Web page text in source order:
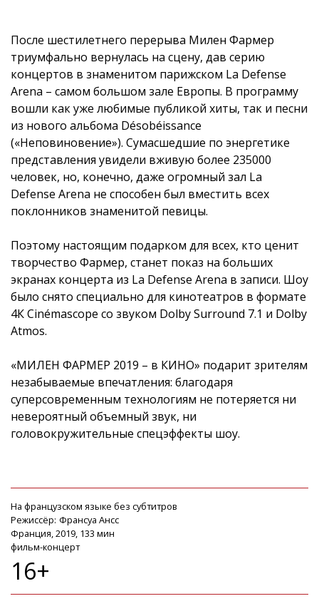
После шестилетнего перерыва Милен Фармер
триумфально вернулась на сцену, дав серию
концертов в знаменитом парижском La Defense
Arena – самом большом зале Европы. В программу
вошли как уже любимые публикой хиты, так и песни
из нового альбома Désobéissance
(«Неповиновение»). Сумасшедшие по энергетике
представления увидели вживую более 235000
человек, но, конечно, даже огромный зал La
Defense Arena не способен был вместить всех
поклонников знаменитой певицы.
Поэтому настоящим подарком для всех, кто ценит
творчество Фармер, станет показ на больших
экранах концерта из La Defense Arena в записи. Шоу
было снято специально для кинотеатров в формате
4К Cinémascope со звуком Dolby Surround 7.1 и Dolby
Atmos.
«МИЛЕН ФАРМЕР 2019 – в КИНО» подарит зрителям
незабываемые впечатления: благодаря
суперсовременным технологиям не потеряется ни
невероятный объемный звук, ни
головокружительные спецэффекты шоу.
На французском языке без субтитров
Режиссёр: Франсуа Ансс
Франция, 2019, 133 мин
фильм-концерт
16+